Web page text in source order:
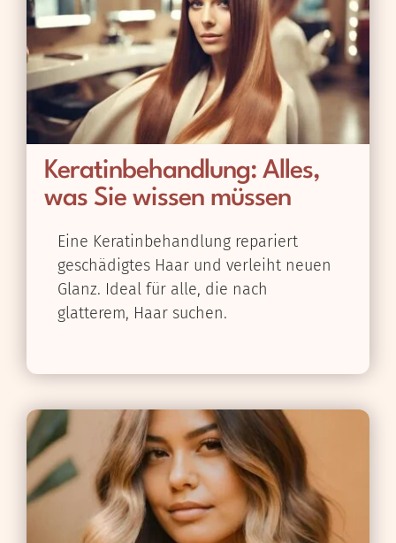
Keratinbehandlung: Alles,
was Sie wissen müssen
Eine Keratinbehandlung repariert
geschädigtes Haar und verleiht neuen
Glanz. Ideal für alle, die nach
glatterem, Haar suchen.